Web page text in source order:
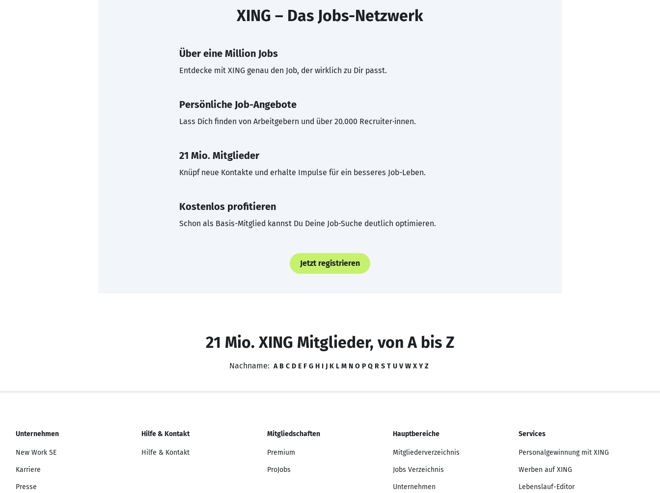
XING – Das Jobs-Netzwerk
Über eine Million Jobs
Entdecke mit XING genau den Job, der wirklich zu Dir passt.
Persönliche Job-Angebote
Lass Dich finden von Arbeitgebern und über 20.000 Recruiter·innen.
21 Mio. Mitglieder
Knüpf neue Kontakte und erhalte Impulse für ein besseres Job-Leben.
Kostenlos profitieren
Schon als Basis-Mitglied kannst Du Deine Job-Suche deutlich optimieren.
Jetzt registrieren
21 Mio. XING Mitglieder, von A bis Z
Nachname: A B C D E F G H I J K L M N O P Q R S T U V W X Y Z
Unternehmen
New Work SE
Karriere
Presse
Hilfe & Kontakt
Hilfe & Kontakt
Mitgliedschaften
Premium
ProJobs
Hauptbereiche
Mitgliederverzeichnis
Jobs Verzeichnis
Unternehmen
Services
Personalgewinnung mit XING
Werben auf XING
Lebenslauf-Editor